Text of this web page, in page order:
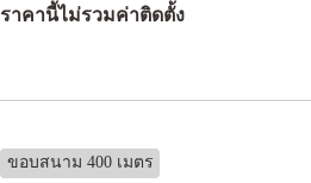
ราคานี้ไม่รวมค่าติดตั้ง
ขอบสนาม 400 เมตร